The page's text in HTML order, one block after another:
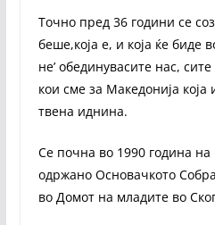
Точно пред 36 години се
беше,која е, и која ќе биде
неʼ обединувасите нас, сите
кои сме за Македонија
твена иднина.
Се почна во 1990 година на
одржано Основачкото
во Домот на младите во